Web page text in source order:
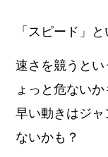
「スピード」
速さを競うと
ょっと危ないか
早い動きはジ
ないかも？